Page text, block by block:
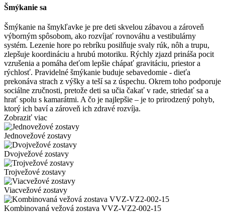
Šmýkanie sa
Šmýkanie na šmykľavke je pre deti skvelou zábavou a zároveň
výborným spôsobom, ako rozvíjať rovnováhu a vestibulárny
systém. Lezenie hore po rebríku posilňuje svaly rúk, nôh a trupu,
zlepšuje koordináciu a hrubú motoriku. Rýchly zjazd prináša pocit
vzrušenia a pomáha deťom lepšie chápať gravitáciu, priestor a
rýchlosť. Pravidelné šmýkanie buduje sebavedomie - dieťa
prekonáva strach z výšky a teší sa z úspechu. Okrem toho podporuje
sociálne zručnosti, pretože deti sa učia čakať v rade, striedať sa a
hrať spolu s kamarátmi. A čo je najlepšie – je to prirodzený pohyb,
ktorý ich baví a zároveň ich zdravé rozvíja.
Zobraziť viac
Jednovežové zostavy
Dvojvežové zostavy
Trojvežové zostavy
Viacvežové zostavy
Kombinovaná vežová zostava VVZ-VZ2-002-15